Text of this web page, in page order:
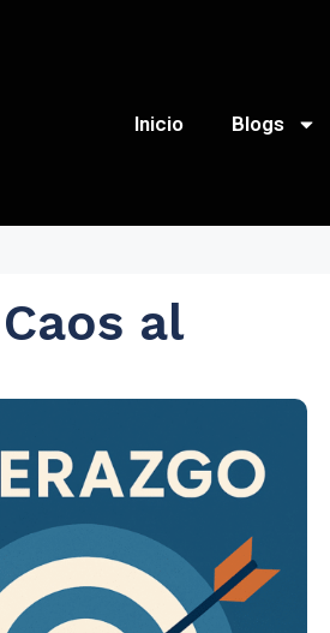
Inicio Blogs
al